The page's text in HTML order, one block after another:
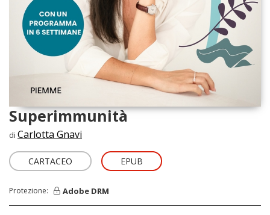
Superimmunità
di Carlotta Gnavi
CARTACEO EPUB
Protezione: Adobe DRM